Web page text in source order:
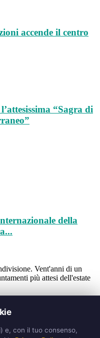
accende il centro
“Sagra di
della
Vent'anni di un
più attesi dell'estate
Alberobello torna la
e, con il tuo consenso,